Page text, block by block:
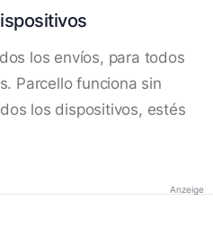
los envíos, para todos
Parcello funciona sin
los dispositivos, estés
Anzeige